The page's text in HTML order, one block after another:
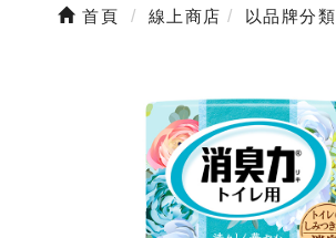
首頁 線上商店 以品牌分類